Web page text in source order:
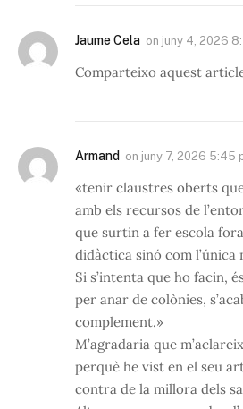
Jaume Cela on juny 4, 2026
Comparteixo aquest
Armand on juny 7, 2026 5:45
«tenir claustres oberts
amb els recursos de
que surtin a fer escola
didàctica sinó com l’única
Si s’intenta que ho facin,
per anar de colònies,
complement.»
M’agradaria que
perquè he vist en el seu
contra de la millora dels